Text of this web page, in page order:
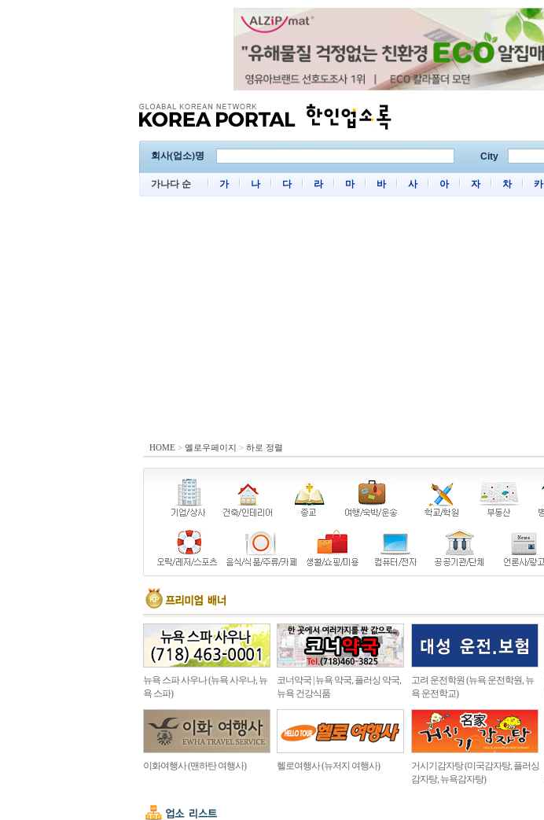
회사(업소)명 City
가나다 순 가 나 다 라 마 바 사 아 자 차 카
HOME > 옐로우페이지 > 하로 정렬
뉴욕 스파 사우나 (뉴욕 사우나, 뉴
욕 스파)
코너약국 | 뉴욕 약국, 플러싱 약국,
뉴욕 건강식품
고려 운전학원 (뉴욕 운전학원, 뉴
욕 운전학교)
이화여행사 (맨하탄 여행사) 헬로여행사 (뉴저지 여행사)
거시기감자탕 (미국감자탕, 플러싱
감자탕, 뉴욕감자탕)